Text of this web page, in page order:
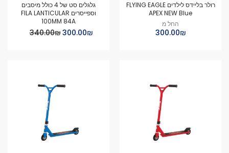
רולר בליידס לילדים FLYING EAGLE
APEX NEW Blue
החל מ
₪‏300.00
גלגלים סט של 4 כולל מיסבים
וספייסרים FILA LANTICULAR
100MM 84A
Special
₪‏300.00
₪‏340.00